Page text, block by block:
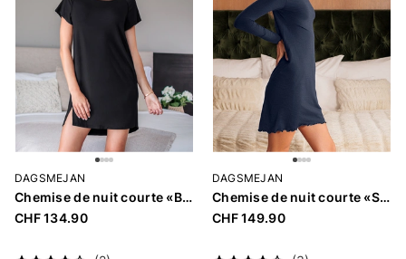
DAGSMEJAN
Chemise de nuit courte «Balance»
CHF 134.90
DAGSMEJAN
Chemise de nuit courte «Stay Warm»
CHF 149.90